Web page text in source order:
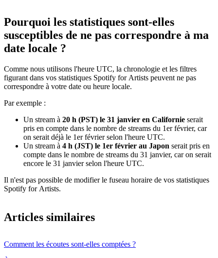
Pourquoi les statistiques sont-elles
susceptibles de ne pas correspondre à ma
date locale ?
Comme nous utilisons l'heure UTC, la chronologie et les filtres
figurant dans vos statistiques Spotify for Artists peuvent ne pas
correspondre à votre date ou heure locale.
Par exemple :
Un stream à 20 h (PST) le 31 janvier en Californie serait
pris en compte dans le nombre de streams du 1er février, car
on serait déjà le 1er février selon l'heure UTC.
Un stream à 4 h (JST) le 1er février au Japon serait pris en
compte dans le nombre de streams du 31 janvier, car on serait
encore le 31 janvier selon l'heure UTC.
Il n'est pas possible de modifier le fuseau horaire de vos statistiques
Spotify for Artists.
Articles similaires
Comment les écoutes sont-elles comptées ?